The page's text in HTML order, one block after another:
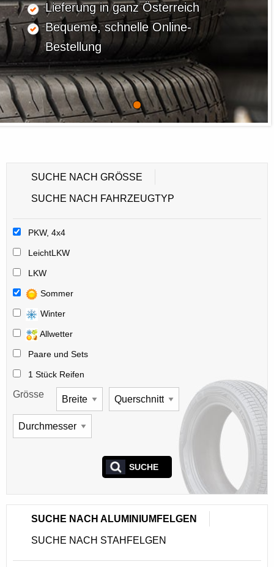
Lieferung in ganz Österreich
Bequeme, schnelle Online-
Bestellung
SUCHE NACH GRÖSSE
SUCHE NACH FAHRZEUGTYP
PKW, 4x4
LeichtLKW
LKW
Sommer
Winter
Allwetter
Paare und Sets
1 Stück Reifen
Grösse
SUCHE
SUCHE NACH ALUMINIUMFELGEN
SUCHE NACH STAHFELGEN